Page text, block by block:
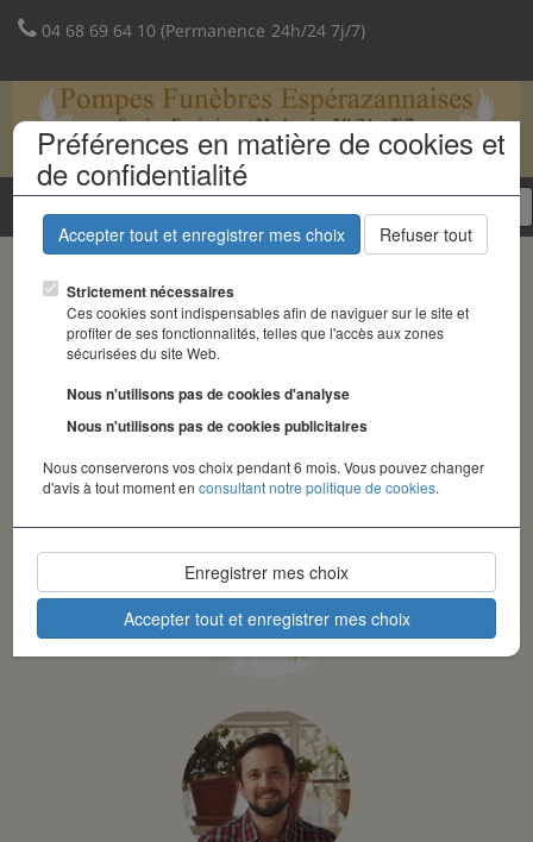
Préférences en matière de cookies et
de confidentialité
Accepter tout et enregistrer mes choix Refuser tout
Strictement nécessaires
Ces cookies sont indispensables afin de naviguer sur le site et
profiter de ses fonctionnalités, telles que l'accès aux zones
sécurisées du site Web.
Nous n'utilisons pas de cookies d'analyse
Nous n'utilisons pas de cookies publicitaires
Nous conserverons vos choix pendant 6 mois. Vous pouvez changer
d'avis à tout moment enconsultant notre politique de cookies.
Enregistrer mes choix
Accepter tout et enregistrer mes choix
04 68 69 64 10 (Permanence 24h/24 7j/7)